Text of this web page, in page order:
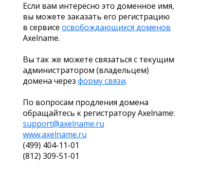
Если вам интересно это доменное имя,
вы можете заказать его регистрацию
в сервисе освобождающихся доменов
Axelname.
Вы так же можете связаться с текущим
администратором (владельцем)
домена через форму связи.
По вопросам продления домена
обращайтесь к регистратору Axelname:
support@axelname.ru
www.axelname.ru
(499) 404-11-01
(812) 309-51-01